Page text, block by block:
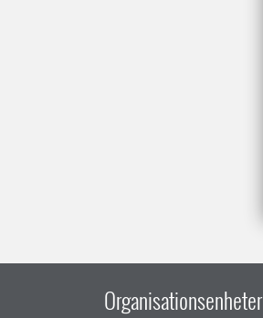
Organisationsenheter